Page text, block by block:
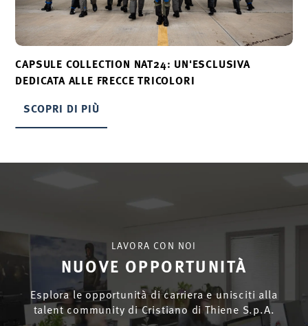
CAPSULE COLLECTION NAT24: UN'ESCLUSIVA
DEDICATA ALLE FRECCE TRICOLORI
SCOPRI DI PIÙ
LAVORA CON NOI
NUOVE OPPORTUNITÀ
Esplora le opportunità di carriera e unisciti alla
talent community di Cristiano di Thiene S.p.A.